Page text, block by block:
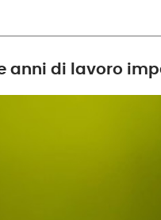
anni di lavoro